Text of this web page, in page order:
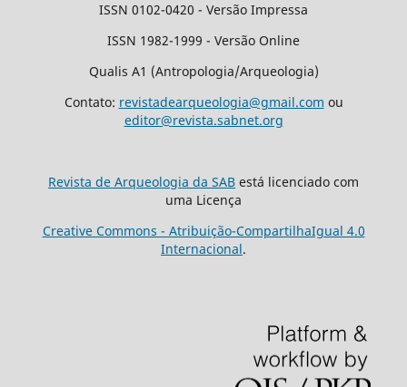
ISSN 0102-0420 - Versão Impressa
ISSN 1982-1999 - Versão Online
Qualis A1 (Antropologia/Arqueologia)
Contato: revistadearqueologia@gmail.com ou
editor@revista.sabnet.org
Revista de Arqueologia da SAB está licenciado com
uma Licença
Creative Commons - Atribuição-CompartilhaIgual 4.0
Internacional.